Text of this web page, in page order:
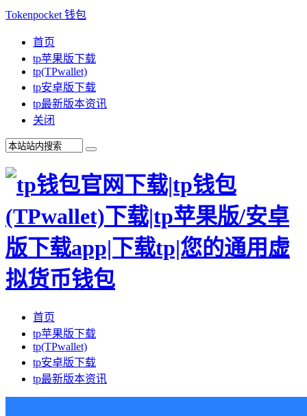
Tokenpocket 钱包
首页
tp苹果版下载
tp(TPwallet)
tp安卓版下载
tp最新版本资讯
关闭
首页
tp苹果版下载
tp(TPwallet)
tp安卓版下载
tp最新版本资讯